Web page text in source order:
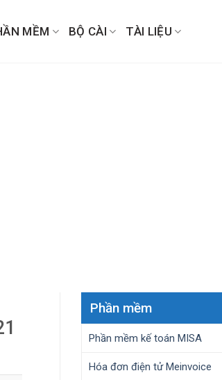
MỀM BỘ CÀI TÀI LIỆU
Phần mềm
Phần mềm kế toán MISA
Hóa đơn điện tử Meinvoice